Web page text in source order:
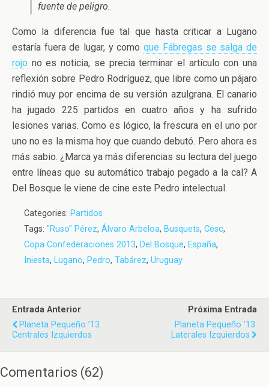
fuente de peligro.
Como la diferencia fue tal que hasta criticar a Lugano
estaría fuera de lugar, y comoque Fábregas se salga de
rojo no es noticia, se precia terminar el artículo con una
reflexión sobre Pedro Rodríguez, que libre como un pájaro
rindió muy por encima de su versión azulgrana. El canario
ha jugado 225 partidos en cuatro años y ha sufrido
lesiones varias. Como es lógico, la frescura en el uno por
uno no es la misma hoy que cuando debutó. Pero ahora es
más sabio. ¿Marca ya más diferencias su lectura del juego
entre líneas que su automático trabajo pegado a la cal? A
Del Bosque le viene de cine este Pedro intelectual.
Categories: Partidos
Tags: "Ruso" Pérez, Álvaro Arbeloa, Busquets, Cesc,
Copa Confederaciones 2013, Del Bosque, España,
Iniesta, Lugano, Pedro, Tabárez, Uruguay
Entrada Anterior
Planeta Pequeño ’13.
Centrales Izquierdos
Próxima Entrada
Planeta Pequeño ’13.
Laterales Izquierdos
Comentarios (62)